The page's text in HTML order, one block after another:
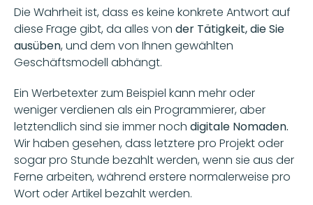
Die Wahrheit ist, dass es keine konkrete Antwort auf
diese Frage gibt, da alles von der Tätigkeit, die Sie
ausüben, und dem von Ihnen gewählten
Geschäftsmodell abhängt.
Ein Werbetexter zum Beispiel kann mehr oder
weniger verdienen als ein Programmierer, aber
letztendlich sind sie immer noch digitale Nomaden.
Wir haben gesehen, dass letztere pro Projekt oder
sogar pro Stunde bezahlt werden, wenn sie aus der
Ferne arbeiten, während erstere normalerweise pro
Wort oder Artikel bezahlt werden.